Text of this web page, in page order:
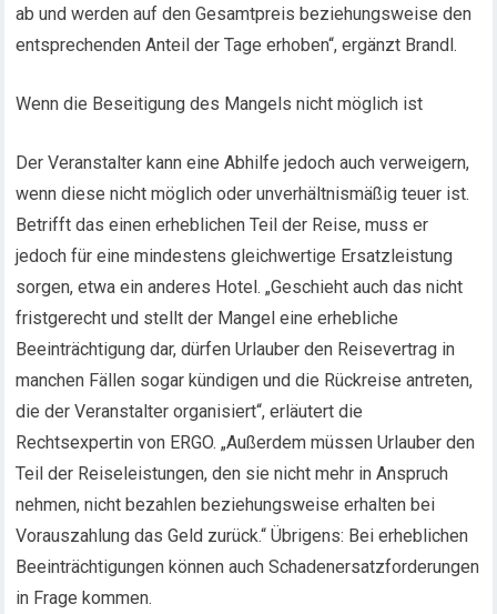
ab und werden auf den Gesamtpreis beziehungsweise den
entsprechenden Anteil der Tage erhoben“, ergänzt Brandl.
Wenn die Beseitigung des Mangels nicht möglich ist
Der Veranstalter kann eine Abhilfe jedoch auch verweigern,
wenn diese nicht möglich oder unverhältnismäßig teuer ist.
Betrifft das einen erheblichen Teil der Reise, muss er
jedoch für eine mindestens gleichwertige Ersatzleistung
sorgen, etwa ein anderes Hotel. „Geschieht auch das nicht
fristgerecht und stellt der Mangel eine erhebliche
Beeinträchtigung dar, dürfen Urlauber den Reisevertrag in
manchen Fällen sogar kündigen und die Rückreise antreten,
die der Veranstalter organisiert“, erläutert die
Rechtsexpertin von ERGO. „Außerdem müssen Urlauber den
Teil der Reiseleistungen, den sie nicht mehr in Anspruch
nehmen, nicht bezahlen beziehungsweise erhalten bei
Vorauszahlung das Geld zurück.“ Übrigens: Bei erheblichen
Beeinträchtigungen können auch Schadenersatzforderungen
in Frage kommen.